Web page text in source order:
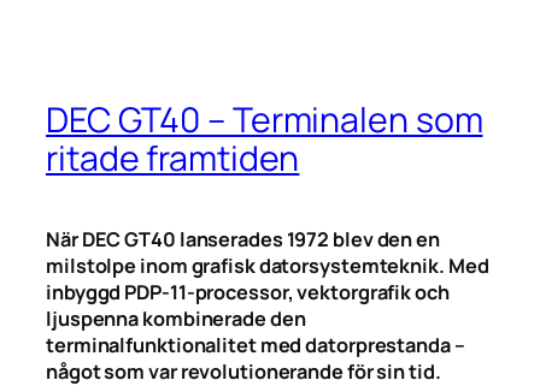
DEC GT40 – Terminalen som
ritade framtiden
När DEC GT40 lanserades 1972 blev den en
milstolpe inom grafisk datorsystemteknik. Med
inbyggd PDP-11-processor, vektorgrafik och
ljuspenna kombinerade den
terminalfunktionalitet med datorprestanda –
något som var revolutionerande för sin tid.